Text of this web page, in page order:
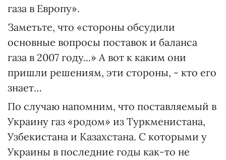
газа в Европу».
Заметьте, что «стороны обсудили
основные вопросы поставок и баланса
газа в 2007 году...» А вот к каким они
пришли решениям, эти стороны, - кто его
знает…
По случаю напомним, что поставляемый в
Украину газ «родом» из Туркменистана,
Узбекистана и Казахстана. С которыми у
Украины в последние годы как-то не